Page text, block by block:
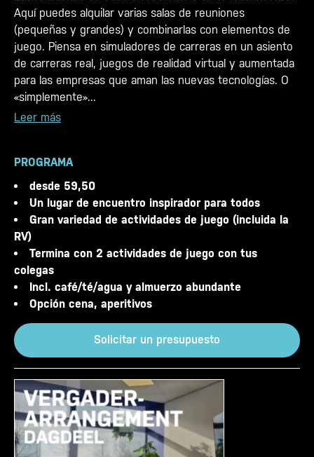
Aquí puedes alquilar varias salas de reuniones
(pequeñas y grandes) y combinarlas con elementos de
juego. Piensa en simuladores de carreras en un asiento
de carreras real, juegos de realidad virtual y aumentada
para las empresas que aman las nuevas tecnologías. O
«simplemente»...
Leer más
PROGRAMA
desde 59,50
Un lugar de encuentro inspirador para todos
Gran variedad de actividades de juego (incluida la
RV)
Termina con 2 actividades de juego con tus
colegas
Incl. café/té/agua y almuerzo abundante
Opción cena, aperitivos
Solicitar un presupuesto